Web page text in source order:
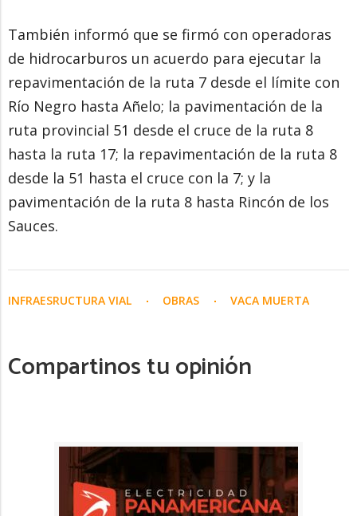
También informó que se firmó con operadoras
de hidrocarburos un acuerdo para ejecutar la
repavimentación de la ruta 7 desde el límite con
Río Negro hasta Añelo; la pavimentación de la
ruta provincial 51 desde el cruce de la ruta 8
hasta la ruta 17; la repavimentación de la ruta 8
desde la 51 hasta el cruce con la 7; y la
pavimentación de la ruta 8 hasta Rincón de los
Sauces.
INFRAESRUCTURA VIAL OBRAS VACA MUERTA
Compartinos tu opinión